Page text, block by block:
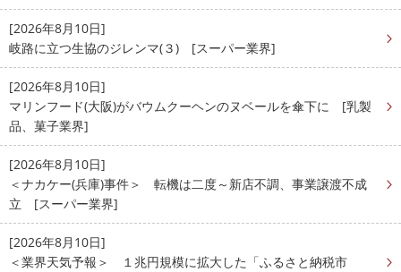
[2026年8月10日]
岐路に立つ生協のジレンマ(３) [スーパー業界]
[2026年8月10日]
マリンフード(大阪)がバウムクーヘンのヌベールを傘下に [乳製
品、菓子業界]
[2026年8月10日]
＜ナカケー(兵庫)事件＞ 転機は二度～新店不調、事業譲渡不成
立 [スーパー業界]
[2026年8月10日]
＜業界天気予報＞ １兆円規模に拡大した「ふるさと納税市